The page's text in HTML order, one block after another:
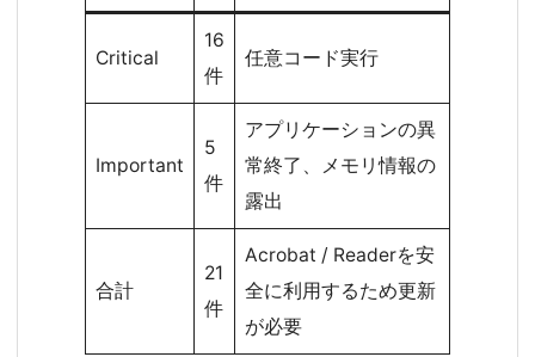
Critical
16
件
任意コード実行
Important
5
件
アプリケーションの異
常終了、メモリ情報の
露出
合計
21
件
Acrobat / Readerを安
全に利用するため更新
が必要